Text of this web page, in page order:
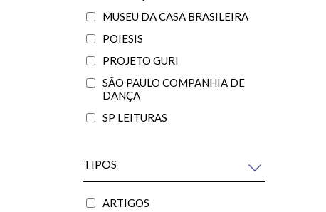
MUSEU DA CASA BRASILEIRA
POIESIS
PROJETO GURI
SÃO PAULO COMPANHIA DE
DANÇA
SP LEITURAS
TIPOS
ARTIGOS